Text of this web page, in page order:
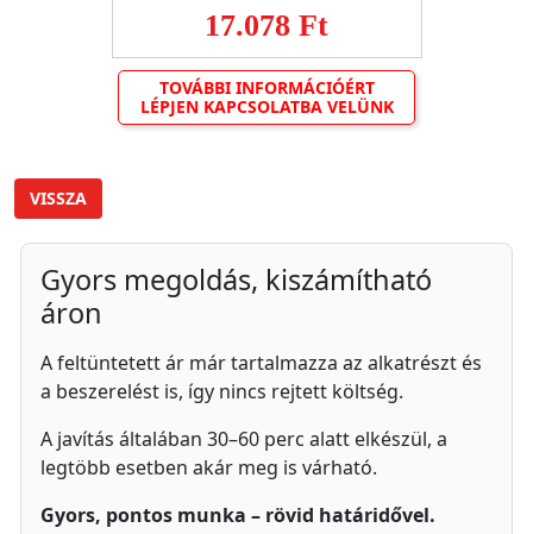
17.078 Ft
TOVÁBBI INFORMÁCIÓÉRT
LÉPJEN KAPCSOLATBA VELÜNK
VISSZA
Gyors megoldás, kiszámítható
áron
A feltüntetett ár már tartalmazza az alkatrészt és
a beszerelést is, így nincs rejtett költség.
A javítás általában 30–60 perc alatt elkészül, a
legtöbb esetben akár meg is várható.
Gyors, pontos munka – rövid határidővel.